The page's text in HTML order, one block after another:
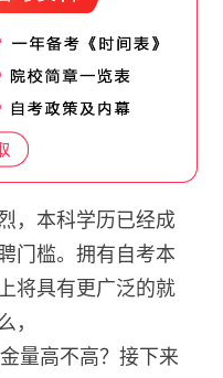
本科学历已经成
门槛。拥有自考本
将具有更广泛的就
，
量高不高？接下来